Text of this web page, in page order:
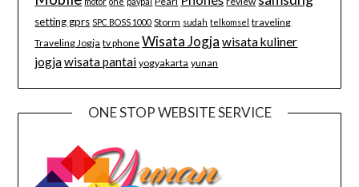
setting gprs SPC BOSS 1000 Storm sudah telkomsel traveling
Traveling Jogja tv phone Wisata Jogja wisata kuliner
jogjawisata pantai yogyakarta yunan
ONE STOP WEBSITE SERVICE